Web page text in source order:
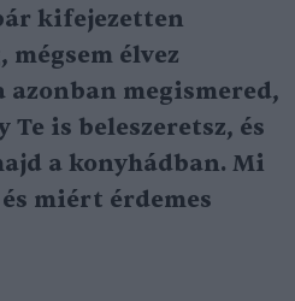
kifejezetten
élvez
megismered,
is beleszeretsz, és
a konyhádban. Mi
miért érdemes